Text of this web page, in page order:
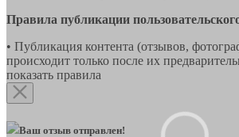
Правила публикации
• Публикация контента (отзывов,
происходит только после их
показать правила
Ваш отзыв отправлен!